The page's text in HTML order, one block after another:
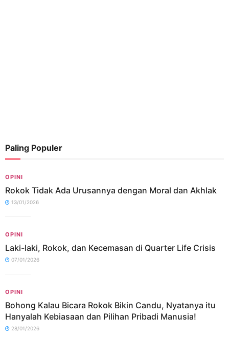
Paling Populer
OPINI
Rokok Tidak Ada Urusannya dengan Moral dan Akhlak
13/01/2026
OPINI
Laki-laki, Rokok, dan Kecemasan di Quarter Life Crisis
07/01/2026
OPINI
Bohong Kalau Bicara Rokok Bikin Candu, Nyatanya itu
Hanyalah Kebiasaan dan Pilihan Pribadi Manusia!
28/01/2026